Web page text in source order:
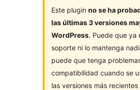
Este plugin no se ha
las últimas 3 versiones
WordPress. Puede que ya
soporte ni lo mantenga
puede que tenga
compatibilidad cuando se
las versiones más recientes